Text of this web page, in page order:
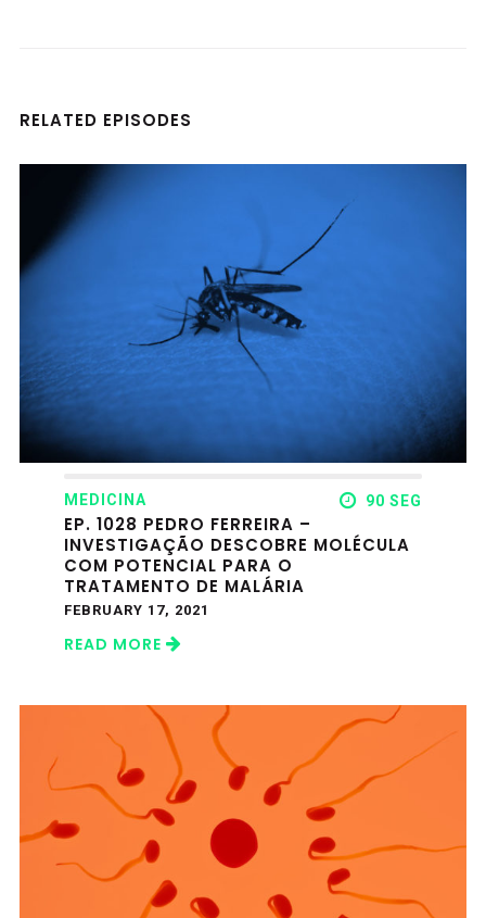
RELATED EPISODES
MEDICINA 90 SEG
EP. 1028 PEDRO FERREIRA –
INVESTIGAÇÃO DESCOBRE MOLÉCULA
COM POTENCIAL PARA O
TRATAMENTO DE MALÁRIA
FEBRUARY 17, 2021
READ MORE